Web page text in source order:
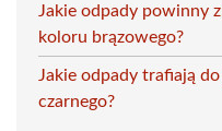
Jakie odpady powinny
koloru brązowego?
Jakie odpady trafiają
czarnego?